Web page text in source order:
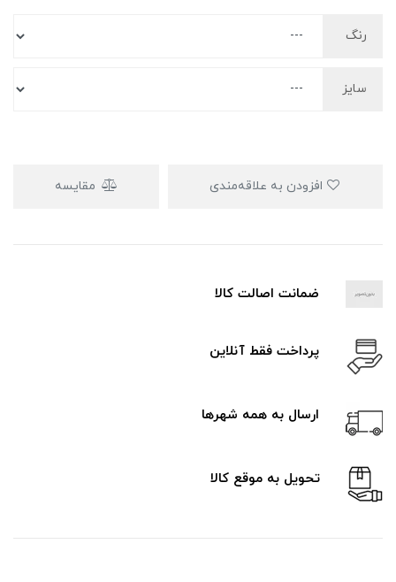
رنگ
سایز
مقایسه
ضمانت اصالت کالا
پرداخت فقط آنلاین
ارسال به همه شهرها
تحویل به موقع کالا